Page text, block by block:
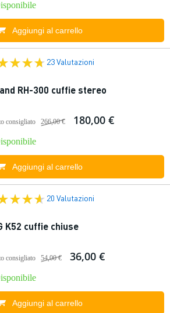
Aggiungi al carrello
23 Valutazioni
RH-300 cuffie stereo
consigliato 266,00 € 180,00 €
Aggiungi al carrello
20 Valutazioni
K52 cuffie chiuse
consigliato 54,00 € 36,00 €
Aggiungi al carrello